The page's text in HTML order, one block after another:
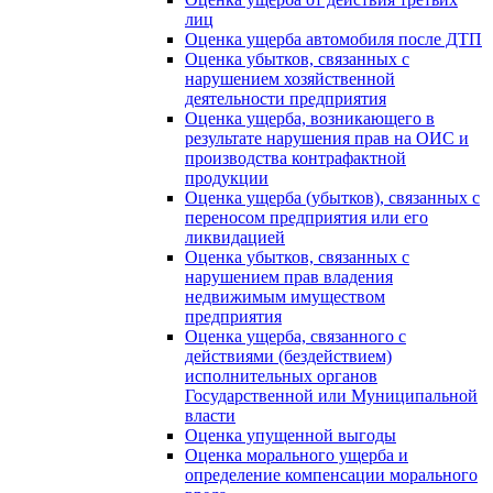
лиц
Оценка ущерба автомобиля после ДТП
Оценка убытков, связанных с
нарушением хозяйственной
деятельности предприятия
Оценка ущерба, возникающего в
результате нарушения прав на ОИС и
производства контрафактной
продукции
Оценка ущерба (убытков), связанных с
переносом предприятия или его
ликвидацией
Оценка убытков, связанных с
нарушением прав владения
недвижимым имуществом
предприятия
Оценка ущерба, связанного с
действиями (бездействием)
исполнительных органов
Государственной или Муниципальной
власти
Оценка упущенной выгоды
Оценка морального ущерба и
определение компенсации морального